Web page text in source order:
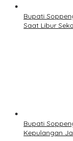
Bupati
Saat Libur
Bupati
Kepulangan